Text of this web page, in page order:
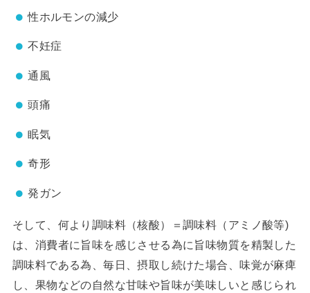
性ホルモンの減少
不妊症
通風
頭痛
眠気
奇形
発ガン
そして、何より調味料（核酸）＝調味料（アミノ酸等)
は、消費者に旨味を感じさせる為に旨味物質を精製した
調味料である為、毎日、摂取し続けた場合、味覚が麻痺
し、果物などの自然な甘味や旨味が美味しいと感じられ